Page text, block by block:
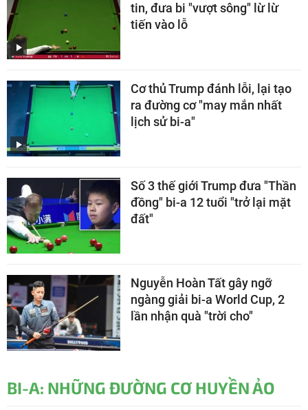
tin, đưa bi "vượt sông" lừ lừ
tiến vào lỗ
Cơ thủ Trump đánh lỗi, lại tạo
ra đường cơ "may mắn nhất
lịch sử bi-a"
Số 3 thế giới Trump đưa "Thần
đồng" bi-a 12 tuổi "trở lại mặt
đất"
Nguyễn Hoàn Tất gây ngỡ
ngàng giải bi-a World Cup, 2
lần nhận quà "trời cho"
BI-A: NHỮNG ĐƯỜNG CƠ HUYỀN ẢO